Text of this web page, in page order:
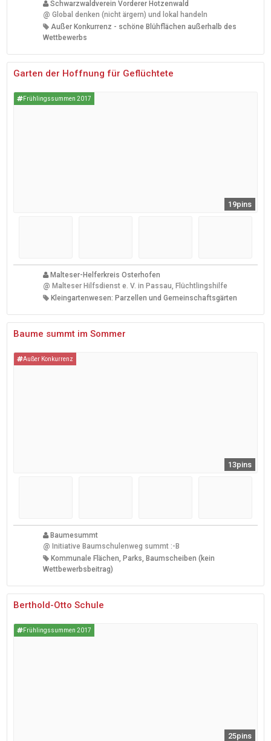
Schwarzwaldverein Vorderer Hotzenwald
@ Global denken (nicht ärgern) und lokal handeln
Außer Konkurrenz - schöne Blühflächen außerhalb des
Wettbewerbs
Garten der Hoffnung für Geflüchtete
Frühlingssummen 2017
19pins
Malteser-Helferkreis Osterhofen
@ Malteser Hilfsdienst e. V. in Passau, Flüchtlingshilfe
Kleingartenwesen: Parzellen und Gemeinschaftsgärten
Baume summt im Sommer
Außer Konkurrenz
13pins
Baumesummt
@ Initiative Baumschulenweg summt :-B
Kommunale Flächen, Parks, Baumscheiben (kein
Wettbewerbsbeitrag)
Berthold-Otto Schule
Frühlingssummen 2017
25pins